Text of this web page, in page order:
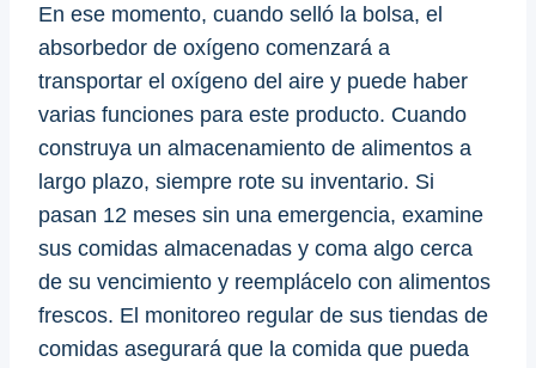
En ese momento, cuando selló la bolsa, el
absorbedor de oxígeno comenzará a
transportar el oxígeno del aire y puede haber
varias funciones para este producto. Cuando
construya un almacenamiento de alimentos a
largo plazo, siempre rote su inventario. Si
pasan 12 meses sin una emergencia, examine
sus comidas almacenadas y coma algo cerca
de su vencimiento y reemplácelo con alimentos
frescos. El monitoreo regular de sus tiendas de
comidas asegurará que la comida que pueda